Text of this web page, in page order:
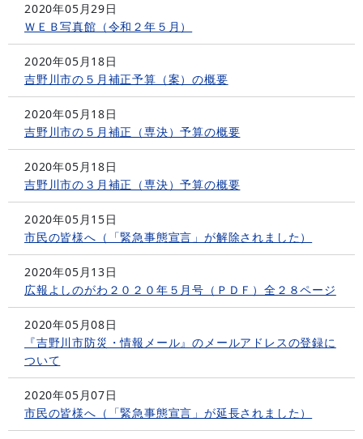
2020年05月29日
ＷＥＢ写真館（令和２年５月）
2020年05月18日
吉野川市の５月補正予算（案）の概要
2020年05月18日
吉野川市の５月補正（専決）予算の概要
2020年05月18日
吉野川市の３月補正（専決）予算の概要
2020年05月15日
市民の皆様へ（「緊急事態宣言」が解除されました）
2020年05月13日
広報よしのがわ２０２０年５月号（ＰＤＦ）全２８ページ
2020年05月08日
『吉野川市防災・情報メール』のメールアドレスの登録に
ついて
2020年05月07日
市民の皆様へ（「緊急事態宣言」が延長されました）